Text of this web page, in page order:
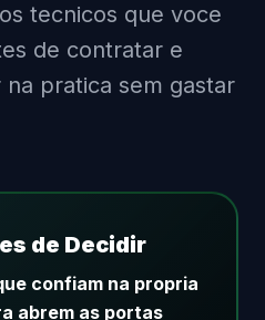
tecnicos que voce
de contratar e
pratica sem gastar
de Decidir
confiam na propria
abrem as portas